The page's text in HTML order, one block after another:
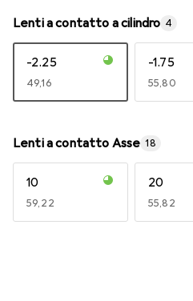
Lenti a contatto a cilindro 4
-2.25
EUR
49,16
-1.75
EUR
55,80
Lenti a contatto Asse 18
10
EUR
59,22
20
EUR
55,82